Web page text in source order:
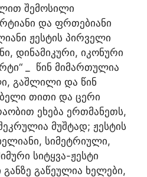
შემოსილი
და ფრთებიანი
ჟესტის პირველი
დინამიკური, იკონური
_ წინ მიმართულია
გაშლილი და წინ
თითი და ცერი
ეხება ერთმანეთს,
მუშტად; ჟესტის
სიმეტრიული,
სიტყვა-ჟესტი
განზე გაწეულია ხელები,